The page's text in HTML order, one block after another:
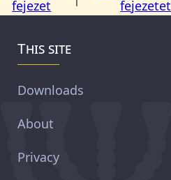
fejezet
fejezetet
This site
Downloads
About
Privacy